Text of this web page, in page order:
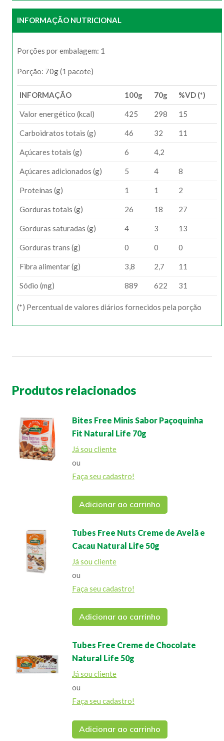
INFORMAÇÃO NUTRICIONAL
Porções por embalagem: 1
Porção: 70g (1 pacote)
INFORMAÇÃO 100g 70g %VD (*)
Valor energético (kcal) 425 298 15
Carboidratos totais (g) 46 32 11
Açúcares totais (g) 6 4,2
Açúcares adicionados (g) 5 4 8
Proteínas (g) 1 1 2
Gorduras totais (g) 26 18 27
Gorduras saturadas (g) 4 3 13
Gorduras trans (g) 0 0 0
Fibra alimentar (g) 3,8 2,7 11
Sódio (mg) 889 622 31
(*) Percentual de valores diários fornecidos pela porção
Produtos relacionados
Bites Free Minis Sabor Paçoquinha
Fit Natural Life 70g
Já sou cliente
ou
Faça seu cadastro!
Adicionar ao carrinho
Tubes Free Nuts Creme de Avelã e
Cacau Natural Life 50g
Já sou cliente
ou
Faça seu cadastro!
Adicionar ao carrinho
Tubes Free Creme de Chocolate
Natural Life 50g
Já sou cliente
ou
Faça seu cadastro!
Adicionar ao carrinho